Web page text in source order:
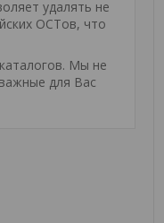
удалять не
ОСТов, что
Мы не
для Вас